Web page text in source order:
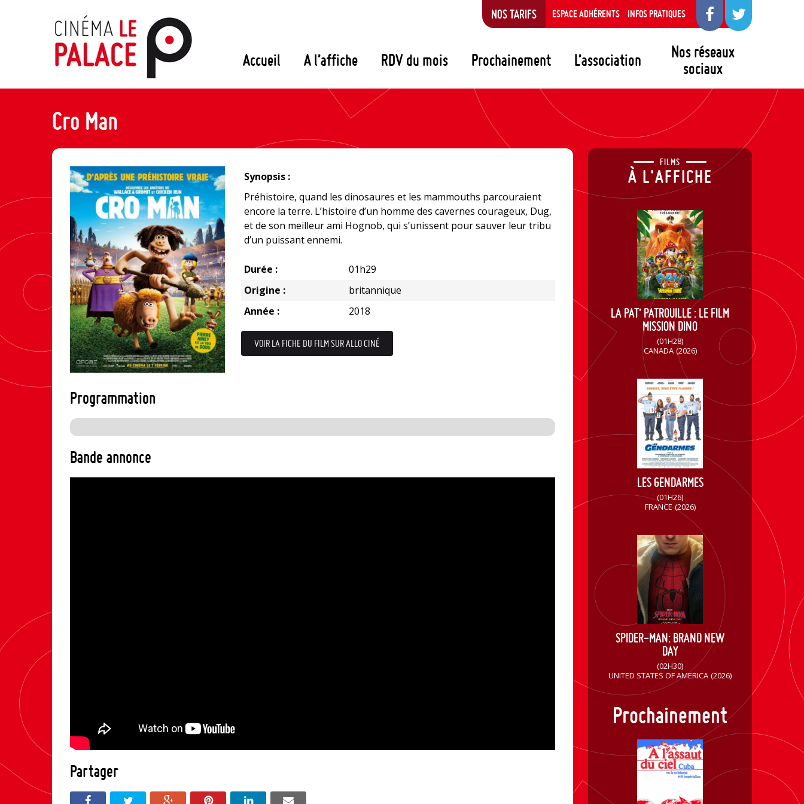
Accueil A l’affiche RDV du mois Prochainement L’association
Nos réseaux
sociaux
NOS TARIFS ESPACE ADHÉRENTS INFOS PRATIQUES
Cro Man
Synopsis :
Préhistoire, quand les dinosaures et les mammouths parcouraient
encore la terre. L’histoire d’un homme des cavernes courageux, Dug,
et de son meilleur ami Hognob, qui s’unissent pour sauver leur tribu
d’un puissant ennemi.
Durée :
01h29
Origine :
britannique
Année :
2018
VOIR LA FICHE DU FILM SUR ALLO CINÉ
Programmation
Bande annonce
Partager
FILMS
À L'AFFICHE
LA PAT’ PATROUILLE : LE FILM
MISSION DINO
(01H28)
CANADA (2026)
LES GENDARMES
(01H26)
FRANCE (2026)
SPIDER-MAN: BRAND NEW
DAY
(02H30)
UNITED STATES OF AMERICA (2026)
Prochainement